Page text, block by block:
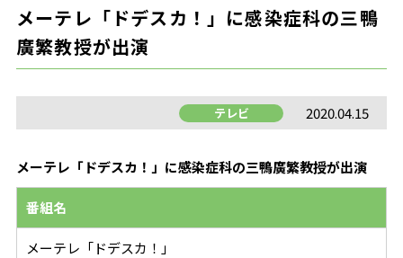
メーテレ「ドデスカ！」に感染症科の三鴨
廣繁教授が出演
テレビ 2020.04.15
メーテレ「ドデスカ！」に感染症科の三鴨廣繁教授が出演
番組名
メーテレ「ドデスカ！」